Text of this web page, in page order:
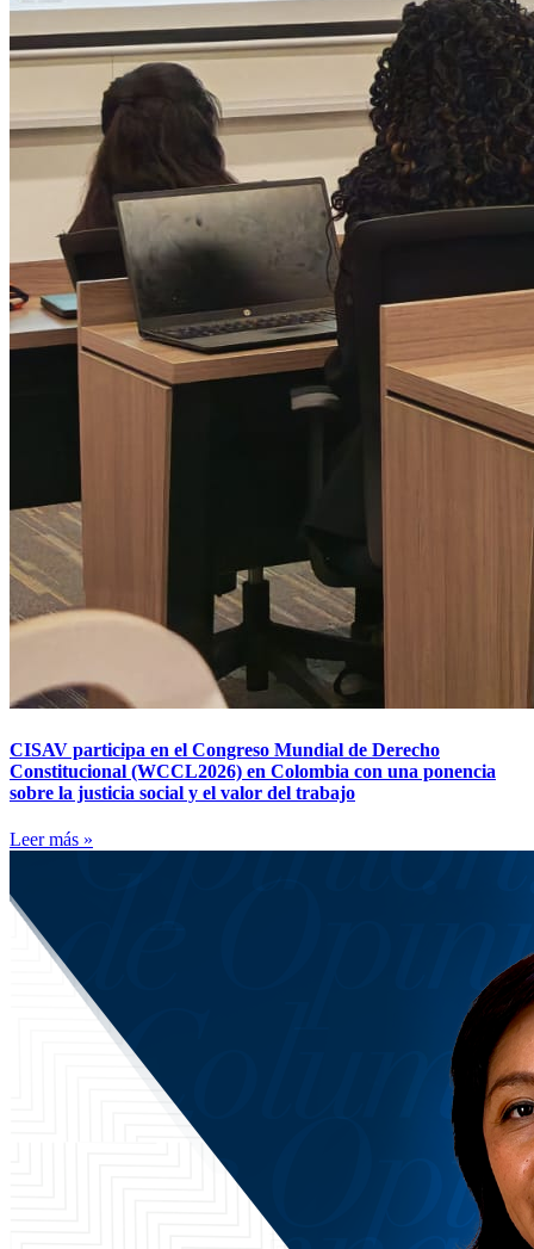
CISAV participa en el Congreso Mundial de Derecho
Constitucional (WCCL2026) en Colombia con una ponencia
sobre la justicia social y el valor del trabajo
Leer más »